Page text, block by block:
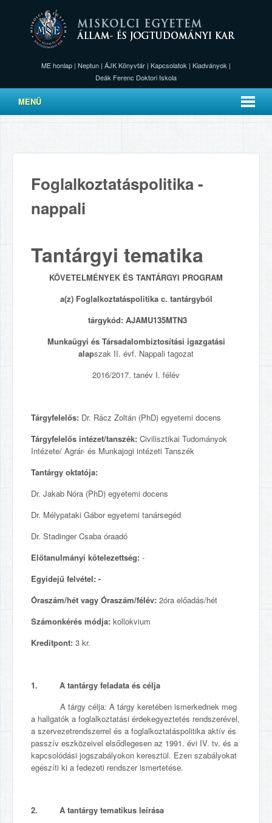
ME honlap | Neptun | ÁJK Könyvtár | Kapcsolatok | Kiadványok |
Deák Ferenc Doktori Iskola
MENÜ
Foglalkoztatáspolitika -
nappali
Tantárgyi tematika
KÖVETELMÉNYEK ÉS TANTÁRGYI PROGRAM
a(z) Foglalkoztatáspolitika c. tantárgyból
tárgykód: AJAMU135MTN3
Munkaügyi és Társadalombiztosítási igazgatási
alapszak II. évf. Nappali tagozat
2016/2017. tanév I. félév
Tárgyfelelős: Dr. Rácz Zoltán (PhD) egyetemi docens
Tárgyfelelős intézet/tanszék: Civilisztikai Tudományok
Intézete/ Agrár- és Munkajogi intézeti Tanszék
Tantárgy oktatója:
Dr. Jakab Nóra (PhD) egyetemi docens
Dr. Mélypataki Gábor egyetemi tanársegéd
Dr. Stadinger Csaba óraadó
Előtanulmányi kötelezettség: -
Egyidejű felvétel: -
Óraszám/hét vagy Óraszám/félév: 2óra előadás/hét
Számonkérés módja: kollokvium
Kreditpont: 3 kr.
1. A tantárgy feladata és célja
A tárgy célja: A tárgy keretében ismerkednek meg
a hallgatók a foglalkoztatási érdekegyeztetés rendszerével,
a szervezetrendszerrel és a foglalkoztatáspolitika aktív és
passzív eszközeivel elsődlegesen az 1991. évi IV. tv. és a
kapcsolódási jogszabályokon keresztül. Ezen szabályokat
egészíti ki a fedezeti rendszer ismertetése.
2. A tantárgy tematikus leírása